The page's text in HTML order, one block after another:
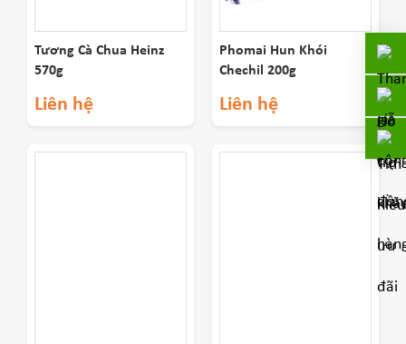
Tương Cà Chua Heinz
570g
Liên hệ
Phomai Hun Khói
Chechil 200g
Liên hệ